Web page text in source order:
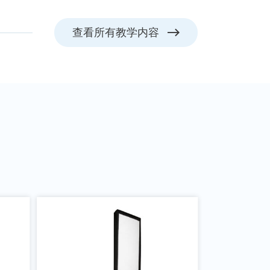
查看所有教学内容